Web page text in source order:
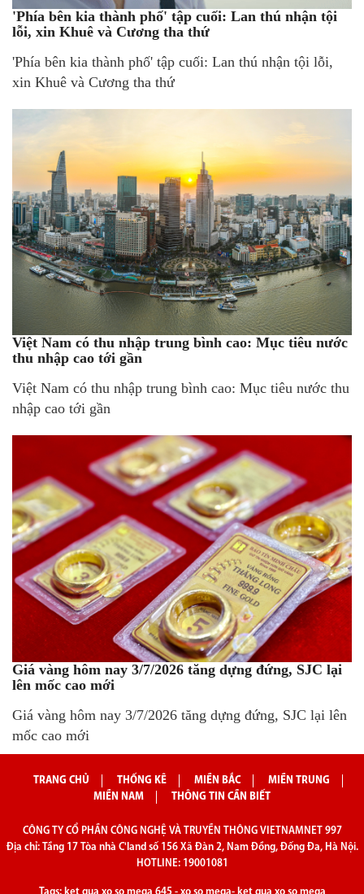
'Phía bên kia thành phố' tập cuối: Lan thú nhận tội
lỗi, xin Khuê và Cương tha thứ
'Phía bên kia thành phố' tập cuối: Lan thú nhận tội lỗi,
xin Khuê và Cương tha thứ
Việt Nam có thu nhập trung bình cao: Mục tiêu nước
thu nhập cao tới gần
Việt Nam có thu nhập trung bình cao: Mục tiêu nước thu
nhập cao tới gần
Giá vàng hôm nay 3/7/2026 tăng dựng đứng, SJC lại
lên mốc cao mới
Giá vàng hôm nay 3/7/2026 tăng dựng đứng, SJC lại lên
mốc cao mới
TRANG CHỦ THỐNG KÊ MIỀN BẮC
MIỀN TRUNG
MIỀN NAM
THÔNG TIN CẦN BIẾT
CÔNG TY CỔ PHẦN CÔNG NGHỆ VÀ TRUYỀN THÔNG VIETNAMNET 997
Địa chỉ: Tầng 17 Tòa nhà C'land số 156 Xã Đàn 2, Nam Đồng, Đống Đa, Hà Nội.
HOTLINE: 19001081